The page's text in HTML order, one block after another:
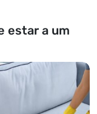
estar a um